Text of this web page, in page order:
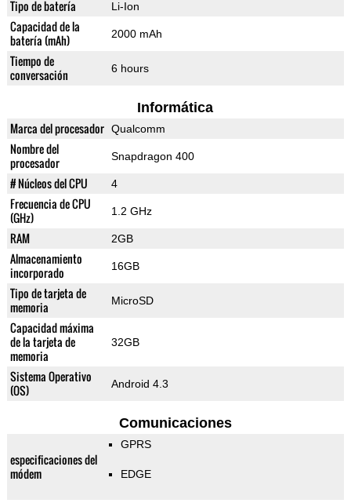
Tipo de batería Li-Ion
Capacidad de la
batería (mAh)
2000 mAh
Tiempo de
conversación
6 hours
Informática
Marca del procesador Qualcomm
Nombre del
procesador
Snapdragon 400
# Núcleos del CPU 4
Frecuencia de CPU
(GHz)
1.2 GHz
RAM 2GB
Almacenamiento
incorporado
16GB
Tipo de tarjeta de
memoria
MicroSD
Capacidad máxima
de la tarjeta de
memoria
32GB
Sistema Operativo
(OS)
Android 4.3
Comunicaciones
especificaciones del
módem
GPRS
EDGE